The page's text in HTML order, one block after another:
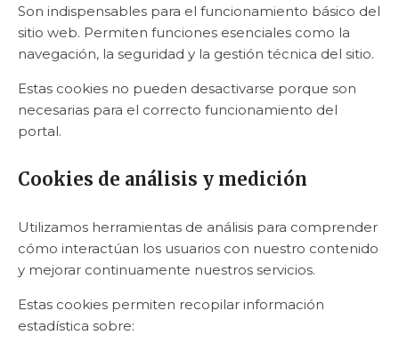
Son indispensables para el funcionamiento básico del
sitio web. Permiten funciones esenciales como la
navegación, la seguridad y la gestión técnica del sitio.
Estas cookies no pueden desactivarse porque son
necesarias para el correcto funcionamiento del
portal.
Cookies de análisis y medición
Utilizamos herramientas de análisis para comprender
cómo interactúan los usuarios con nuestro contenido
y mejorar continuamente nuestros servicios.
Estas cookies permiten recopilar información
estadística sobre: